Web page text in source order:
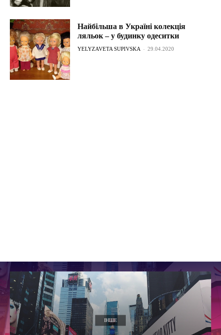
Найбільша в Україні колекція
ляльок – у будинку одеситки
YELYZAVETA SUPIVSKA - 29.04.2020